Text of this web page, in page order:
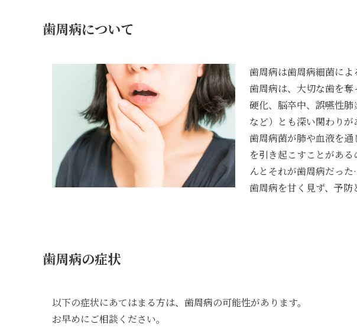
歯周病について
歯周病は歯周病細菌によ
歯周病は、大切な歯を
硬化、脳卒中、誤嚥性
など）とも深い関わりが
歯周病菌が肺や血液を
を引き起こすことがあ
んとそれが歯周病だっ
歯周病を甘く見ず、予防
歯周病の症状
以下の症状にあてはまる方は、歯周病の可能性があります。
お早めにご相談ください。